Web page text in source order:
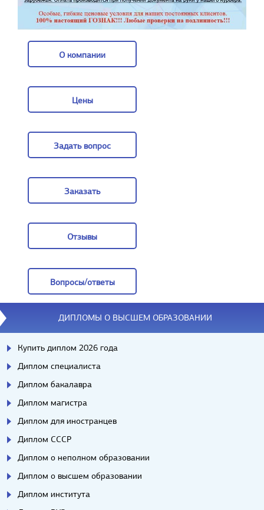
О компании
Цены
Задать вопрос
Заказать
Отзывы
Вопросы/ответы
Вопросы/ответы
ДИПЛОМЫ О ВЫСШЕМ ОБРАЗОВАНИИ
Купить диплом 2026 года
Диплом специалиста
Диплом бакалавра
Диплом магистра
Диплом для иностранцев
Диплом СССР
Диплом о неполном образовании
Диплом о высшем образовании
Диплом института